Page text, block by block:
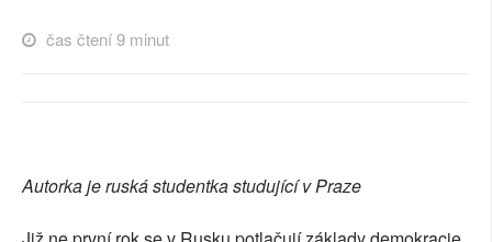
TÉMATA
PŘÍSPĚVKY NA PROVOZ
SOCIÁLNÍ SÍTĚ
čas čtení 9 minut
Autorka je ruská studentka studující v Praze